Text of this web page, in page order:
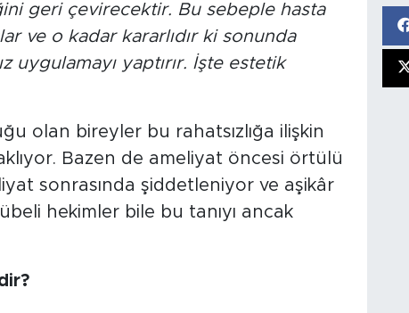
geri çevirecektir. Bu sebeple hasta
ve o kadar kararlıdır ki sonunda
uygulamayı yaptırır. İşte estetik
olan bireyler bu rahatsızlığa ilişkin
Bazen de ameliyat öncesi örtülü
sonrasında şiddetleniyor ve aşikâr
hekimler bile bu tanıyı ancak